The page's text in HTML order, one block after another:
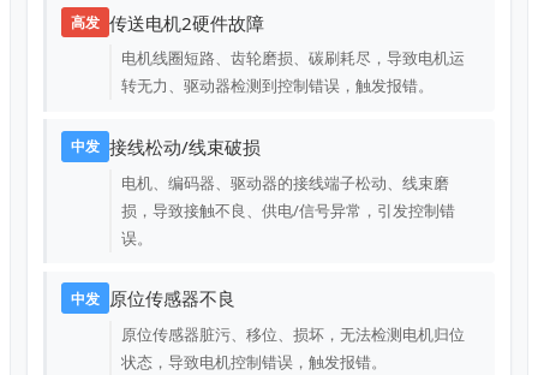
高发 传送电机2硬件故障
电机线圈短路、齿轮磨损、碳刷耗尽，导致电机运
转无力、驱动器检测到控制错误，触发报错。
中发 接线松动/线束破损
电机、编码器、驱动器的接线端子松动、线束磨
损，导致接触不良、供电/信号异常，引发控制错
误。
中发 原位传感器不良
原位传感器脏污、移位、损坏，无法检测电机归位
状态，导致电机控制错误，触发报错。